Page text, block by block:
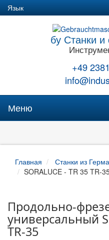
Язык
бу Станки
+49
Меню
Главная
Станки из
SORALUCE - TR 35 TR-
Продольно-
универсальный
TR-35